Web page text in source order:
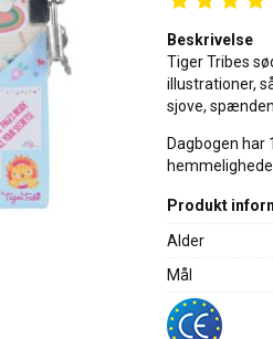
Beskrivelse
Tiger Tribes
illustrationer,
sjove,
Dagbogen har
Produkt
Alder
Mål